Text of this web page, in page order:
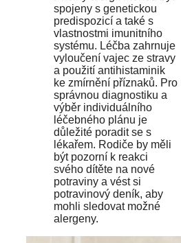
spojeny s genetickou
predispozicí a také s
vlastnostmi imunitního
systému. Léčba zahrnuje
vyloučení vajec ze stravy
a použití antihistaminik
ke zmírnění příznaků. Pro
správnou diagnostiku a
výběr individuálního
léčebného plánu je
důležité poradit se s
lékařem. Rodiče by měli
být pozorní k reakci
svého dítěte na nové
potraviny a vést si
potravinový deník, aby
mohli sledovat možné
alergeny.